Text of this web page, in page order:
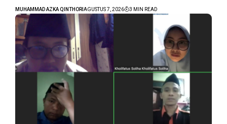
MUHAMMAD AZKA QINTHORI AGUSTUS 7, 2026 3 MIN READ